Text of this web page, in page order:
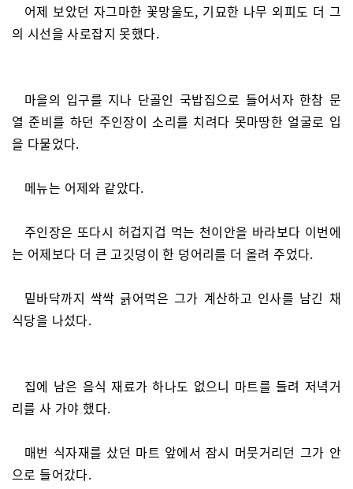
어제 보았던 자그마한 꽃망울도, 기묘한 나무 외피도 더 그
의 시선을 사로잡지 못했다.
마을의 입구를 지나 단골인 국밥집으로 들어서자 한참 문
열 준비를 하던 주인장이 소리를 치려다 못마땅한 얼굴로 입
을 다물었다.
메뉴는 어제와 같았다.
주인장은 또다시 허겁지겁 먹는 천이안을 바라보다 이번에
는 어제보다 더 큰 고깃덩이 한 덩어리를 더 올려 주었다.
밑바닥까지 싹싹 긁어먹은 그가 계산하고 인사를 남긴 채
식당을 나섰다.
집에 남은 음식 재료가 하나도 없으니 마트를 들려 저녁거
리를 사 가야 했다.
매번 식자재를 샀던 마트 앞에서 잠시 머뭇거리던 그가 안
으로 들어갔다.